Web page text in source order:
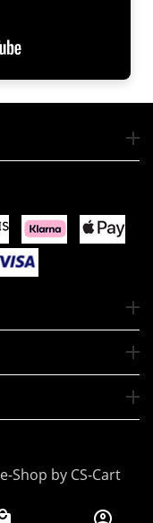
e-Shop by CS-Cart